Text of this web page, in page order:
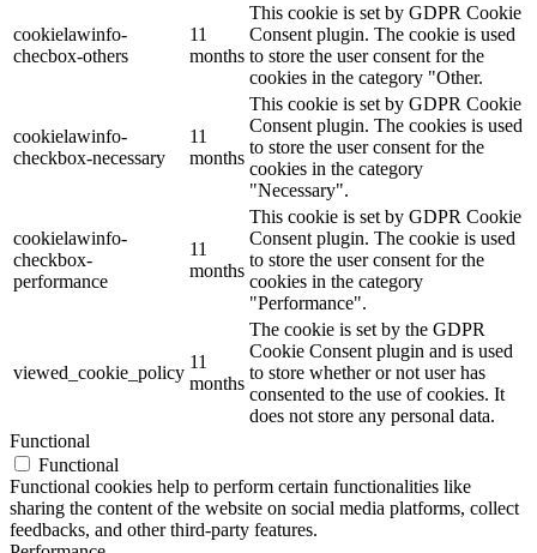
cookielawinfo-
checbox-others
11
months
This cookie is set by GDPR Cookie
Consent plugin. The cookie is used
to store the user consent for the
cookies in the category "Other.
cookielawinfo-
checkbox-necessary
11
months
This cookie is set by GDPR Cookie
Consent plugin. The cookies is used
to store the user consent for the
cookies in the category
"Necessary".
cookielawinfo-
checkbox-
performance
11
months
This cookie is set by GDPR Cookie
Consent plugin. The cookie is used
to store the user consent for the
cookies in the category
"Performance".
viewed_cookie_policy
11
months
The cookie is set by the GDPR
Cookie Consent plugin and is used
to store whether or not user has
consented to the use of cookies. It
does not store any personal data.
Functional
Functional
Functional cookies help to perform certain functionalities like
sharing the content of the website on social media platforms, collect
feedbacks, and other third-party features.